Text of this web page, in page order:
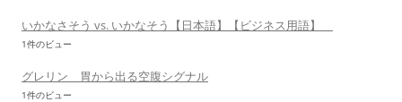
いかなさそう vs. いかなそう【日本語】【ビジネス用語】
1件のビュー
グレリン 胃から出る空腹シグナル
1件のビュー